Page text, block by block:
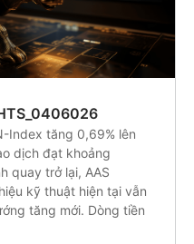
Index tăng 0,69% lên
dịch đạt khoảng
quay trở lại, AAS
kỹ thuật hiện tại vẫn
tăng mới. Dòng tiền